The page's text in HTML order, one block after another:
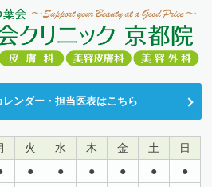
ンダー・担当医表はこちら
火 水 木 金 土
日
● ● ● ● ●
●